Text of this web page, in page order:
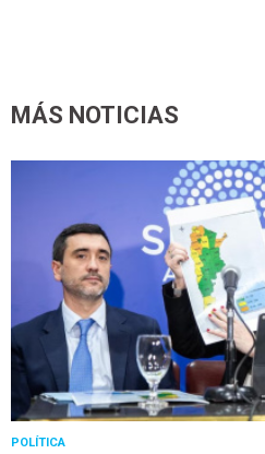
MÁS NOTICIAS
POLÍTICA